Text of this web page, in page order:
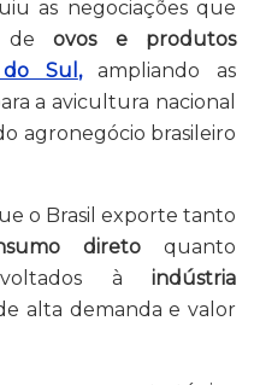
as negociações que
de ovos e produtos
Sul ,ampliando as
a avicultura nacional
agronegócio brasileiro
o Brasil exporte tanto
direto quanto
voltados à indústria
alta demanda e valor